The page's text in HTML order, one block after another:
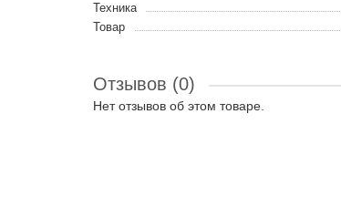
Техника
Товар
Отзывов (0)
Нет отзывов об этом товаре.